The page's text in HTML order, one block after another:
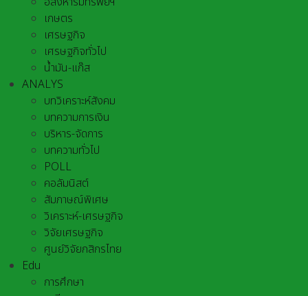
เกษตร
เศรษฐกิจ
เศรษฐกิจทั่วไป
น้ำมัน-แก๊ส
ANALYS
บทวิเคราะห์สังคม
บทความการเงิน
บริหาร-จัดการ
บทความทั่วไป
POLL
คอลัมนิสต์
สัมภาษณ์พิเศษ
วิเคราะห์-เศรษฐกิจ
วิจัยเศรษฐกิจ
ศูนย์วิจัยกสิกรไทย
Edu
การศึกษา